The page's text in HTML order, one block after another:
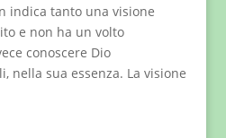
indica tanto una visione
e non ha un volto
conoscere Dio
nella sua essenza. La visione